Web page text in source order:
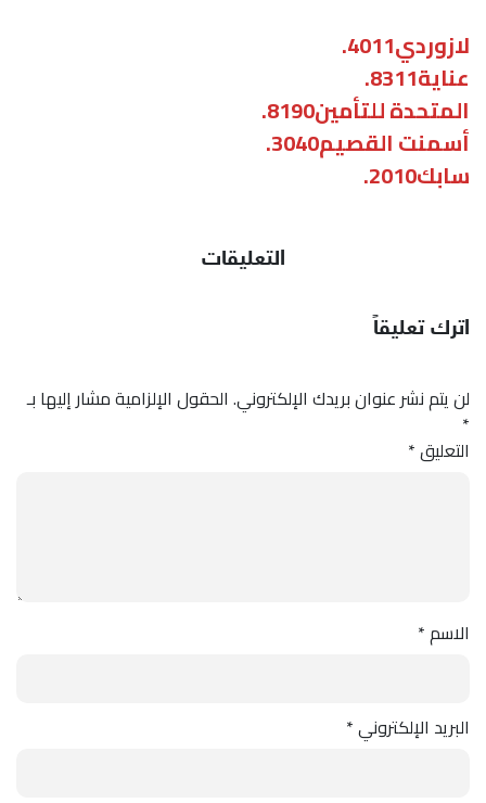
لازوردي4011.
عناية8311.
المتحدة للتأمين8190.
أسمنت القصيم3040.
سابك2010.
التعليقات
اترك تعليقاً
لن يتم نشر عنوان بريدك الإلكتروني. الحقول الإلزامية مشار إليها بـ
*
التعليق*
الاسم*
البريد الإلكتروني*